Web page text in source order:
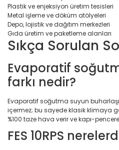
Plastik ve enjeksiyon üretim tesisleri
Metal işleme ve döküm atölyeleri
Depo, lojistik ve dağıtım merkezleri
Gıda üretim ve paketleme alanları
Sıkça Sorulan
Evaporatif
farkı nedir?
Evaporatif soğutma suyun
içermez; bu sayede klasik klimaya
%100 taze hava verir ve kapı-pencere
FES 10RPS